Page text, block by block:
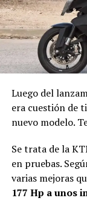
Luego del
era cuestión de
nuevo modelo.
Se trata de la
en pruebas.
varias mejoras
177 Hp a unos